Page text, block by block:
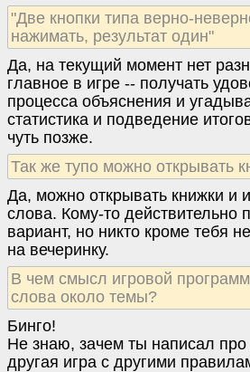
"Две кнопки типа верно-
нажимать, результат один"
Да, на текущий момент нет
главное в игре -- получать
процесса объяснения и
статистика и подведение
чуть позже.
Так же тупо можно открывать
Да, можно открывать книжки и
слова. Кому-то действительно
вариант, но никто кроме тебя
на вечеринку.
В чем смысл игровой
слова около темы?
Бинго!
Не знаю, зачем ты написал про
другая игра с другими